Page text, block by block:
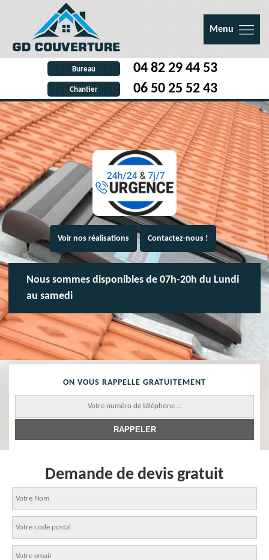
Menu
Bureau 04 82 29 44 53
Chantier 06 50 25 52 43
Voir nos réalisations Contactez-nous !
Nous sommes disponibles de 07h-20h du Lundi
au samedi
ON VOUS RAPPELLE GRATUITEMENT
Demande de devis gratuit